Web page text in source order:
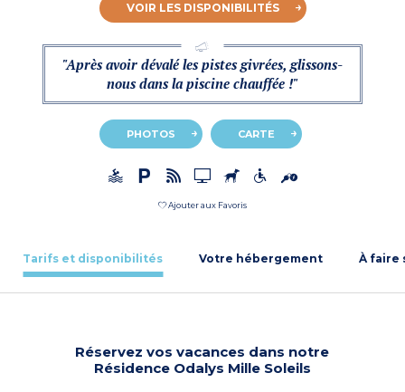
VOIR LES DISPONIBILITÉS
"Après avoir dévalé les pistes givrées, glissons-
nous dans la piscine chauffée !"
PHOTOS CARTE
Ajouter aux Favoris
Tarifs et disponibilités Votre hébergement À faire
Réservez vos vacances dans notre
Résidence Odalys Mille Soleils